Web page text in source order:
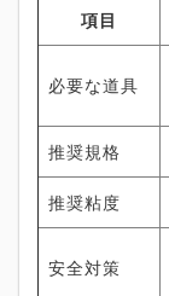
項目
必要な道具
推奨規格
推奨粘度
安全対策